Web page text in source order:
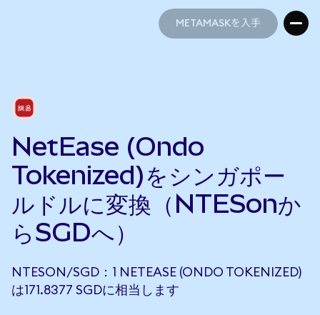
METAMASKを入手
NetEase (Ondo
Tokenized)をシンガポー
ルドルに変換（NTESonか
らSGDへ）
NTESON/SGD：1 NETEASE (ONDO TOKENIZED)
は171.8377 SGDに相当します